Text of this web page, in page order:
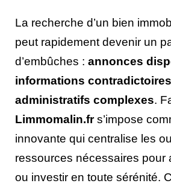
La recherche d’un bien
peut rapidement devenir un
d’embûches : annonces
informations contradictoires
administratifs complexes.
Limmomalin.frs’impose
innovante qui centralise les
ressources nécessaires pour
ou investir en toute sérénité.